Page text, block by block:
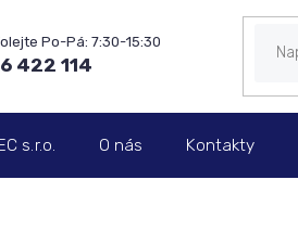
422 114
s.r.o. O nás Kontakty